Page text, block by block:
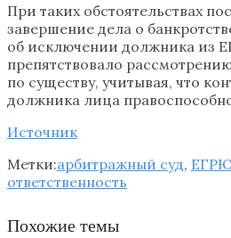
При таких обстоятельствах
завершение дела о
об исключении должника из
препятствовало
по существу, учитывая, что
должника лица
Источник
Метки:арбитражный суд,
ответственность
Похожие темы